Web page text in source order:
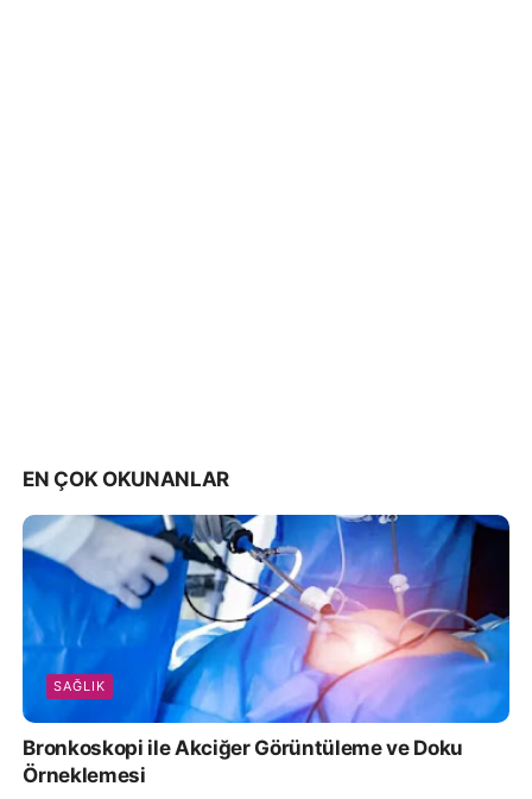
EN ÇOK OKUNANLAR
SAĞLIK
Bronkoskopi ile Akciğer Görüntüleme ve Doku
Örneklemesi